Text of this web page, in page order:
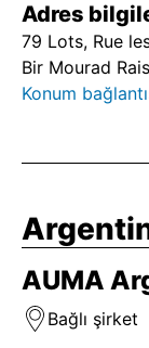
Adres
79 Lots, Rue
Bir Mourad
Konum
AUMA
Bağlı şirket